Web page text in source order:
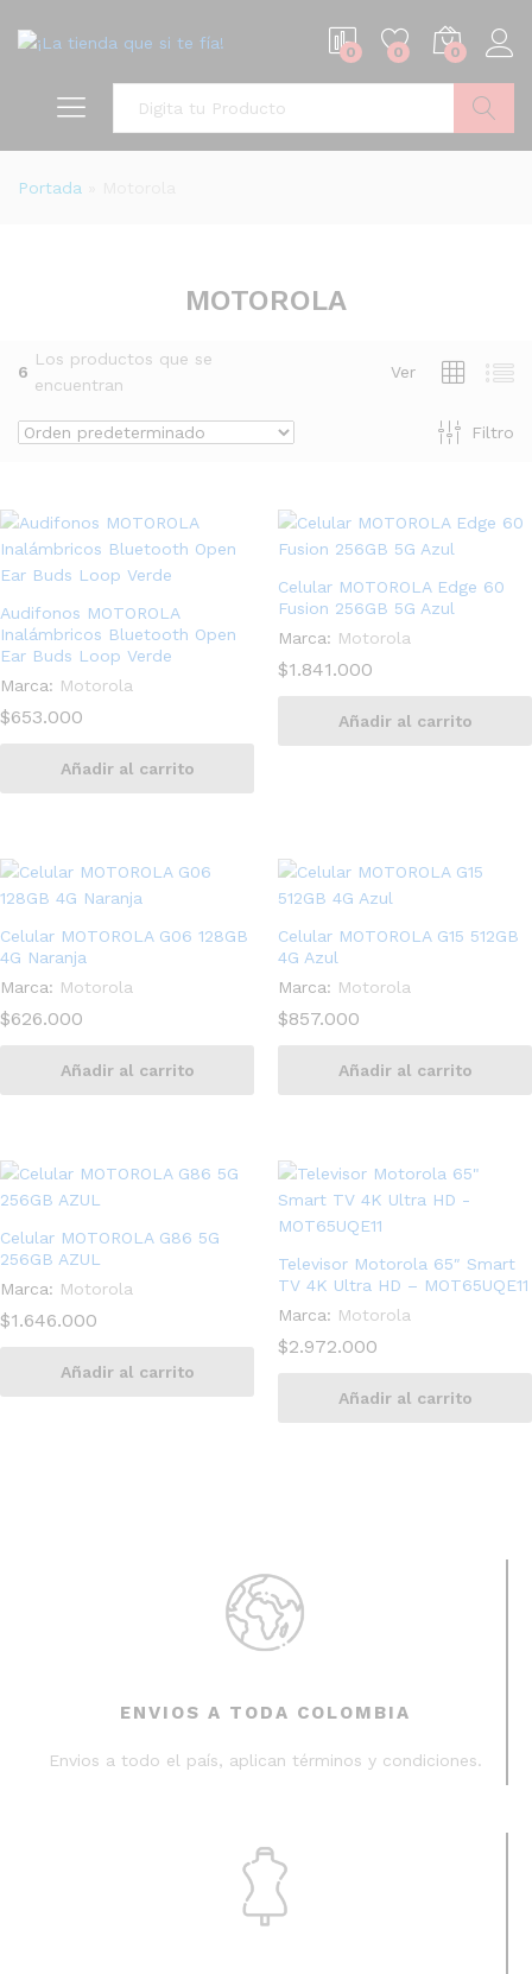
0 0 0
Portada
MOTOROLA
6
Los productos que se
encuentran
Ver
Filtro
Audifonos MOTOROLA
Inalámbricos Bluetooth Open
Ear Buds Loop Verde
Marca: Motorola
$653.000
Añadir al carrito
Celular MOTOROLA Edge 60
Fusion 256GB 5G Azul
Marca: Motorola
$1.841.000
Añadir al carrito
Celular MOTOROLA G06 128GB
4G Naranja
Marca: Motorola
$626.000
Añadir al carrito
Celular MOTOROLA G15 512GB
4G Azul
Marca: Motorola
$857.000
Añadir al carrito
Celular MOTOROLA G86 5G
256GB AZUL
Marca: Motorola
$1.646.000
Añadir al carrito
Televisor Motorola 65″ Smart
TV 4K Ultra HD – MOT65UQE11
Marca: Motorola
$2.972.000
Añadir al carrito
ENVIOS A TODA COLOMBIA
Envios a todo el país, aplican términos y condiciones.